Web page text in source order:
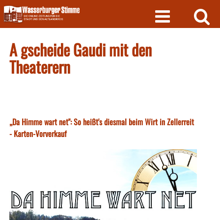
Skip
to
content
A gscheide Gaudi mit den
Theaterern
„Da Himme wart net": So heißt's diesmal beim Wirt in Zellerreit
- Karten-Vorverkauf